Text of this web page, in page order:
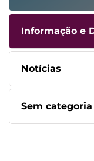
Informação e
Notícias
Sem categoria